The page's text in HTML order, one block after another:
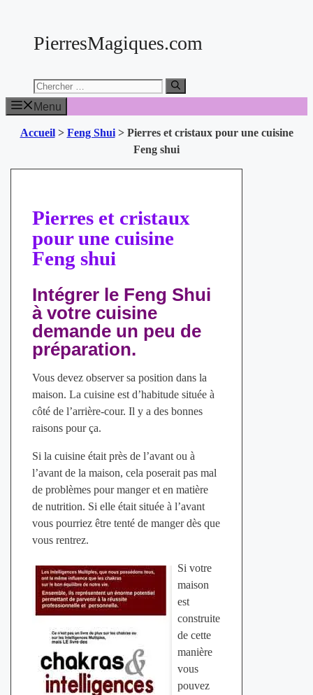
contenuPierresMagiques.com
Chercher:
Menu
Accueil> Feng Shui> Pierres et cristaux pour une cuisine
Feng shui
Pierres et cristaux
pour une cuisine
Feng shui
Intégrer le Feng Shui
à votre cuisine
demande un peu de
préparation.
Vous devez observer sa position dans la
maison. La cuisine est d’habitude située à
côté de l’arrière-cour. Il y a des bonnes
raisons pour ça.
Si la cuisine était près de l’avant ou à
l’avant de la maison, cela poserait pas mal
de problèmes pour manger et en matière
de nutrition. Si elle était située à l’avant
vous pourriez être tenté de manger dès que
vous rentrez.
Si votre
maison
est
construite
de cette
manière
vous
pouvez